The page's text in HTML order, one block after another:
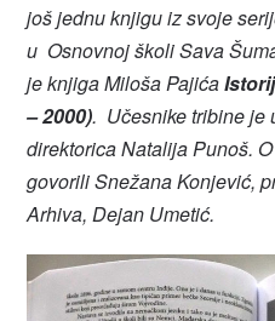
još jednu knjigu iz svoje
u Osnovnoj školi Sava
je knjiga Miloša Pajića
– 2000). Učesnike tribine je
direktorica Natalija Punoš.
govorili Snežana Konjević,
Arhiva, Dejan Umetić.